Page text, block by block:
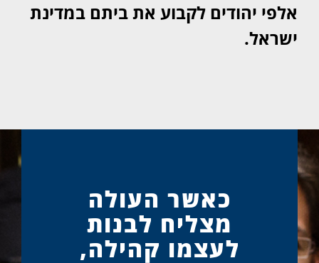
אלפי יהודים לקבוע את ביתם במדינת
ישראל.
כאשר העולה
מצליח לבנות
לעצמו קהילה,